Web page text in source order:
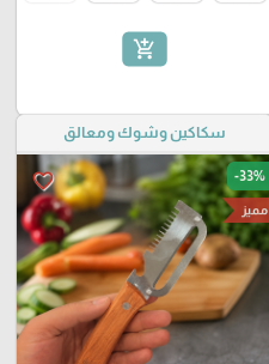
add_shopping_cart
سكاكين وشوك ومعالق
favorite_border -33%
مميز